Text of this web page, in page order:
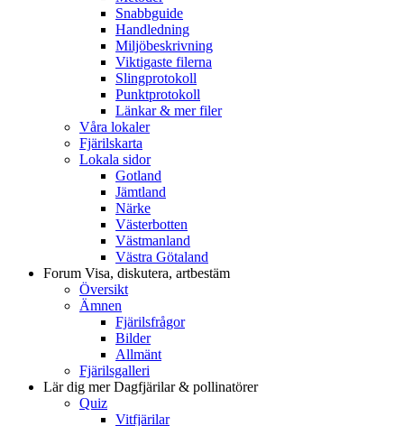
Snabbguide
Handledning
Miljöbeskrivning
Viktigaste filerna
Slingprotokoll
Punktprotokoll
Länkar & mer filer
Våra lokaler
Fjärilskarta
Lokala sidor
Gotland
Jämtland
Närke
Västerbotten
Västmanland
Västra Götaland
Forum Visa, diskutera, artbestäm
Översikt
Ämnen
Fjärilsfrågor
Bilder
Allmänt
Fjärilsgalleri
Lär dig merDagfjärilar & pollinatörer
Quiz
Vitfjärilar